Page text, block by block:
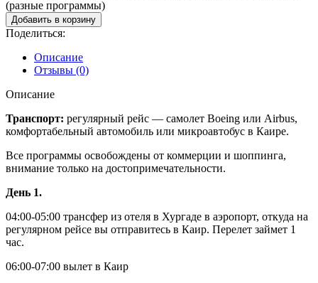
(разные программы)
Добавить в корзину
Поделиться:
Описание
Отзывы (0)
Описание
Транспорт: регулярный рейс — самолет Boeing или Airbus,
комфортабельный автомобиль или микроавтобус в Каире.
Все программы освобождены от коммерции и шоппинга,
внимание только на достопримечательности.
День 1.
04:00-05:00 трансфер из отеля в Хургаде в аэропорт, откуда на
регулярном рейсе вы отправитесь в Каир. Перелет займет 1
час.
06:00-07:00 вылет в Каир